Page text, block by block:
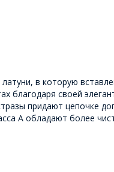
в которую
благодаря своей
придают цепочке
А обладают более